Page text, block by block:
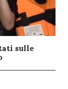
sulle